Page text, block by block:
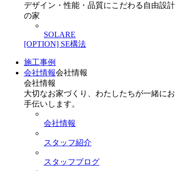
デザイン・性能・品質にこだわる自由設計
の家
SOLARE
[OPTION] SE構法
施工事例
会社情報会社情報
会社情報
大切なお家づくり、わたしたちが一緒にお
手伝いします。
会社情報
スタッフ紹介
スタッフブログ